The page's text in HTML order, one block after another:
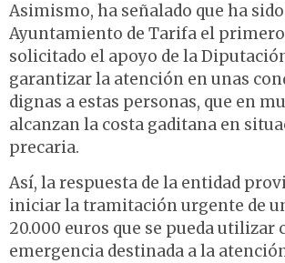
Asimismo, ha señalado que ha
Ayuntamiento de Tarifa el
solicitado el apoyo de la
garantizar la atención en unas
dignas a estas personas, que en
alcanzan la costa gaditana en
precaria.
Así, la respuesta de la entidad
iniciar la tramitación urgente de
20.000 euros que se pueda utilizar
emergencia destinada a la